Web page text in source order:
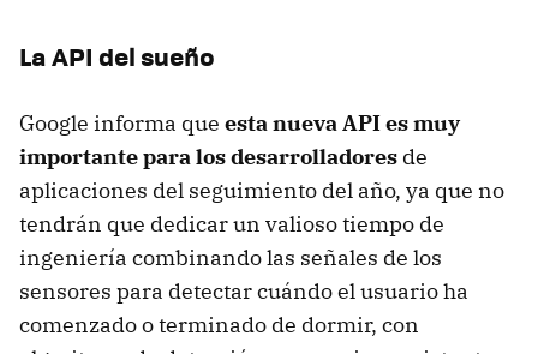
La API del sueño
Google informa que esta nueva API es muy
importante para los desarrolladores de
aplicaciones del seguimiento del año, ya que no
tendrán que dedicar un valioso tiempo de
ingeniería combinando las señales de los
sensores para detectar cuándo el usuario ha
comenzado o terminado de dormir, con